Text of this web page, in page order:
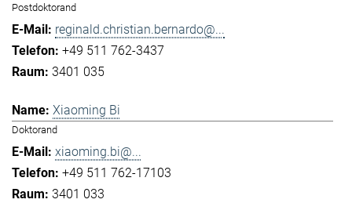
Postdoktorand
reginald.christian.bernardo@...
+49 511 762-3437
3401 035
Xiaoming Bi
Doktorand
xiaoming.bi@...
+49 511 762-17103
3401 033